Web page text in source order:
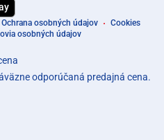
Ochrana osobných údajov
Cookies
osobných údajov
odporúčaná predajná cena.